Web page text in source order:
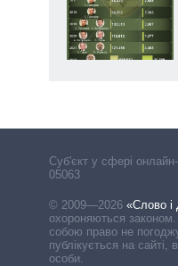
Cуб'єкт у сфері
05063
© 2009—2026 «Слово і
охороняються законом.
собою право не
публікується на сайті,
особи.